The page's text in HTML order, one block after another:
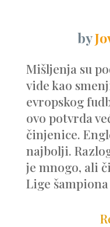
by
Mišljenja su
vide kao
evropskog
ovo potvrda
činjenice.
najbolji.
je mnogo, ali
Lige šampiona